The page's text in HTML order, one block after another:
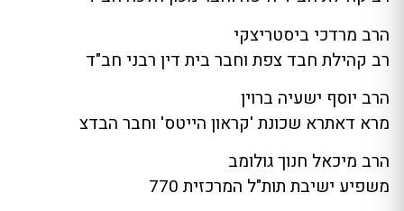
הרב מרדכי ביסטריצקי
רב קהילת חבד צפת וחבר בית דין רבני חב"ד
הרב יוסף ישעיה ברוין
מרא דאתרא שכונת 'קראון הייטס' וחבר הבדצ
הרב מיכאל חנוך גולומב
משפיע ישיבת תות"ל המרכזית 770